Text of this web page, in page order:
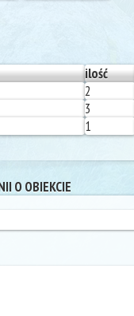
ilość
2
3
1
O OBIEKCIE